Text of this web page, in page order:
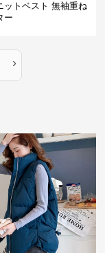
ットベスト 無袖重ね
ー
›